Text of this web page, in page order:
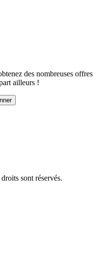
des nombreuses offres
ailleurs !
sont réservés.